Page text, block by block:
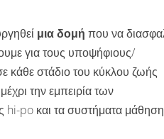
μια δομή που να
για τους υποψήφιους/
κάθε στάδιο του κύκλου ζωής
την εμπειρία των
hi-po και τα συστήματα